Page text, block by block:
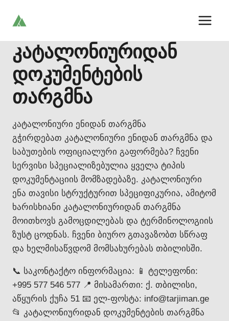
კატალონიურიდან
დოკუმენტების
თარგმნა
კატალონიური ენიდან თარგმნა
გჭირდებათ კატალონიური ენიდან თარგმნა და
საბუთების ოფიციალური გაფორმება? ჩვენი
სერვისი სპეციალიზებულია ყველა ტიპის
დოკუმენტაციის მომზადებაზე. კატალონიური
ენა თავისი სტრუქტურით სპეციფიკურია, ამიტომ
ხარისხიანი კატალონიურიდან თარგმნა
მოითხოვს გამოცდილებას და ტერმინოლოგიის
ზუსტ ცოდნას. ჩვენი ბიურო გთავაზობთ სწრაფ
და ხელმისაწვდომ მომსახურებას თბილისში.
📞 საკონტაქტო ინფორმაცია: 📱 ტელეფონი:
+995 577 546 577 📍 მისამართი: ქ. თბილისი,
აწყურის ქუჩა 51 📧 ელ-ფოსტა: info@tarjiman.ge
📂 კატალონიურიდან დოკუმენტების თარგმნა